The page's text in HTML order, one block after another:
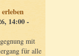
14:00 -
mit
für alle